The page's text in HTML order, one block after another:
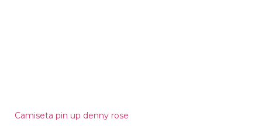
Camiseta pin up denny rose